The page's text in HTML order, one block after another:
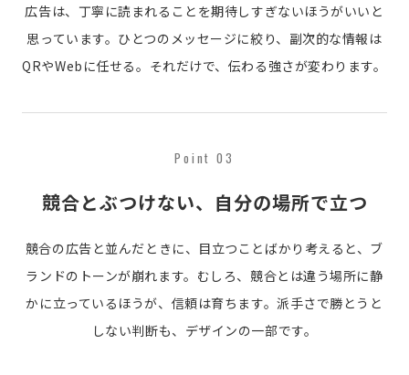
広告は、丁寧に読まれることを期待しすぎないほうがいいと
思っています。ひとつのメッセージに絞り、副次的な情報は
QRやWebに任せる。それだけで、伝わる強さが変わります。
Point 03
競合とぶつけない、自分の場所で立つ
競合の広告と並んだときに、目立つことばかり考えると、ブ
ランドのトーンが崩れます。むしろ、競合とは違う場所に静
かに立っているほうが、信頼は育ちます。派手さで勝とうと
しない判断も、デザインの一部です。